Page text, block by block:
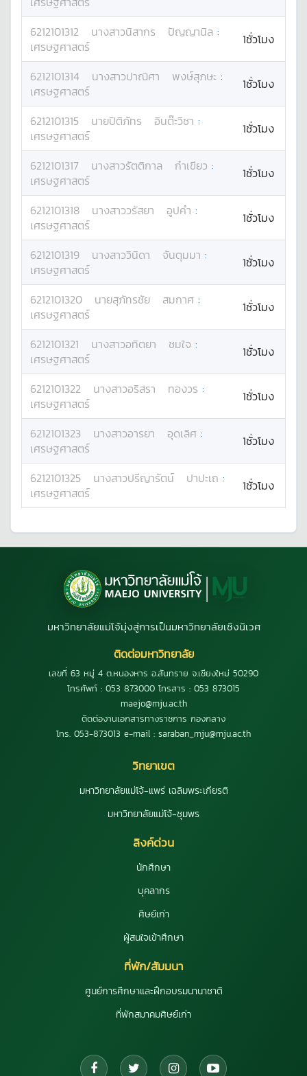
6212101312 นางสาวนิสากร ปัญญานิล :
เศรษฐศาสตร์
1ชั่วโมง
6212101314 นางสาวปาณิศา พงษ์สุภษะ :
เศรษฐศาสตร์
1ชั่วโมง
6212101315 นายปิติภัทร อินต๊ะวิชา :
เศรษฐศาสตร์
1ชั่วโมง
6212101317 นางสาวรัตติกาล ก๋าเขียว :
เศรษฐศาสตร์
1ชั่วโมง
6212101318 นางสาววรัสยา อูปคำ :
เศรษฐศาสตร์
1ชั่วโมง
6212101319 นางสาววินิดา จันตุมมา :
เศรษฐศาสตร์
1ชั่วโมง
6212101320 นายสุภัทรชัย สมกาศ :
เศรษฐศาสตร์
1ชั่วโมง
6212101321 นางสาวอทิตยา ชมใจ :
เศรษฐศาสตร์
1ชั่วโมง
6212101322 นางสาวอริสรา ทองวร :
เศรษฐศาสตร์
1ชั่วโมง
6212101323 นางสาวอารยา อุดเลิศ :
เศรษฐศาสตร์
1ชั่วโมง
6212101325 นางสาวปรีญารัตน์ ปาปะเถ :
เศรษฐศาสตร์
1ชั่วโมง
มหาวิทยาลัยแม่โจ้มุ่งสู่การเป็นมหาวิทยาลัยเชิงนิเวศ
ติดต่อมหาวิทยาลัย
เลขที่ 63 หมู่ 4 ต.หนองหาร อ.สันทราย จ.เชียงใหม่ 50290
โทรศัพท์ : 053 873000 โทรสาร : 053 873015
maejo@mju.ac.th
ติดต่องานเอกสารทางราชการ กองกลาง
โทร. 053-873013 e-mail : saraban_mju@mju.ac.th
วิทยาเขต
มหาวิทยาลัยแม่โจ้-แพร่ เฉลิมพระเกียรติ
มหาวิทยาลัยแม่โจ้-ชุมพร
ลิงค์ด่วน
นักศึกษา
บุคลากร
ศิษย์เก่า
ผู้สนใจเข้าศึกษา
ที่พัก/สัมมนา
ศูนย์การศึกษาและฝึกอบรมนานาชาติ
ที่พักสมาคมศิษย์เก่า